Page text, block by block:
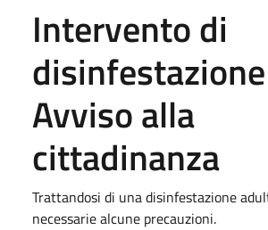
Intervento di
Avviso alla
cittadinanza
Trattandosi di una disinfestazione
necessarie alcune precauzioni.